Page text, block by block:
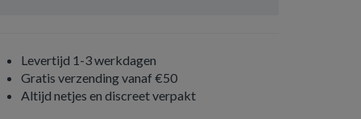
Levertijd 1-3 werkdagen
Gratis verzending vanaf €50
Altijd netjes en discreet verpakt